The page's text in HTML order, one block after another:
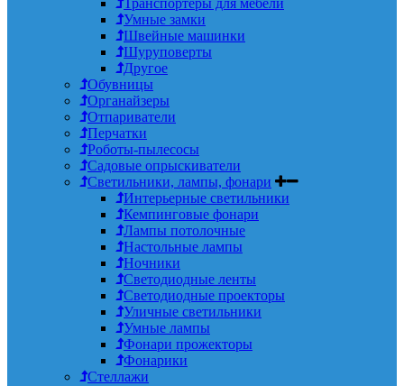
Умные замки
Швейные машинки
Шуруповерты
Другое
Обувницы
Органайзеры
Отпариватели
Перчатки
Роботы-пылесосы
Садовые опрыскиватели
Светильники, лампы, фонари
Интерьерные светильники
Кемпинговые фонари
Лампы потолочные
Настольные лампы
Ночники
Светодиодные ленты
Светодиодные проекторы
Уличные светильники
Умные лампы
Фонари прожекторы
Фонарики
Стеллажи